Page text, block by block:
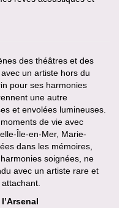
des théâtres et des
un artiste hors du
pour ses harmonies
une autre
et envolées lumineuses.
de vie avec
Île-en-Mer, Marie-
dans les mémoires,
soignées, ne
avec un artiste rare et